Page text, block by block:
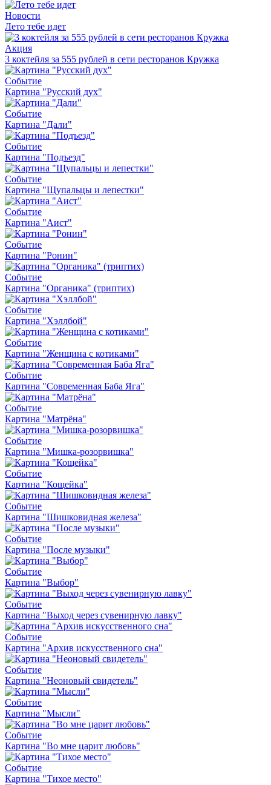
Новости
Лето тебе идет
Акция
3 коктейля за 555 рублей в сети ресторанов Кружка
Событие
Картина "Русский дух"
Событие
Картина "Дали"
Событие
Картина "Подъезд"
Событие
Картина "Щупальцы и лепестки"
Событие
Картина "Аист"
Событие
Картина "Ронин"
Событие
Картина "Органика" (триптих)
Событие
Картина "Хэллбой"
Событие
Картина "Женщина с котиками"
Событие
Картина "Современная Баба Яга"
Событие
Картина "Матрёна"
Событие
Картина "Мишка-розорвишка"
Событие
Картина "Кощейка"
Событие
Картина "Шишковидная железа"
Событие
Картина "После музыки"
Событие
Картина "Выбор"
Событие
Картина "Выход через сувенирную лавку"
Событие
Картина "Архив искусственного сна"
Событие
Картина "Неоновый свидетель"
Событие
Картина "Мысли"
Событие
Картина "Во мне царит любовь"
Событие
Картина "Тихое место"